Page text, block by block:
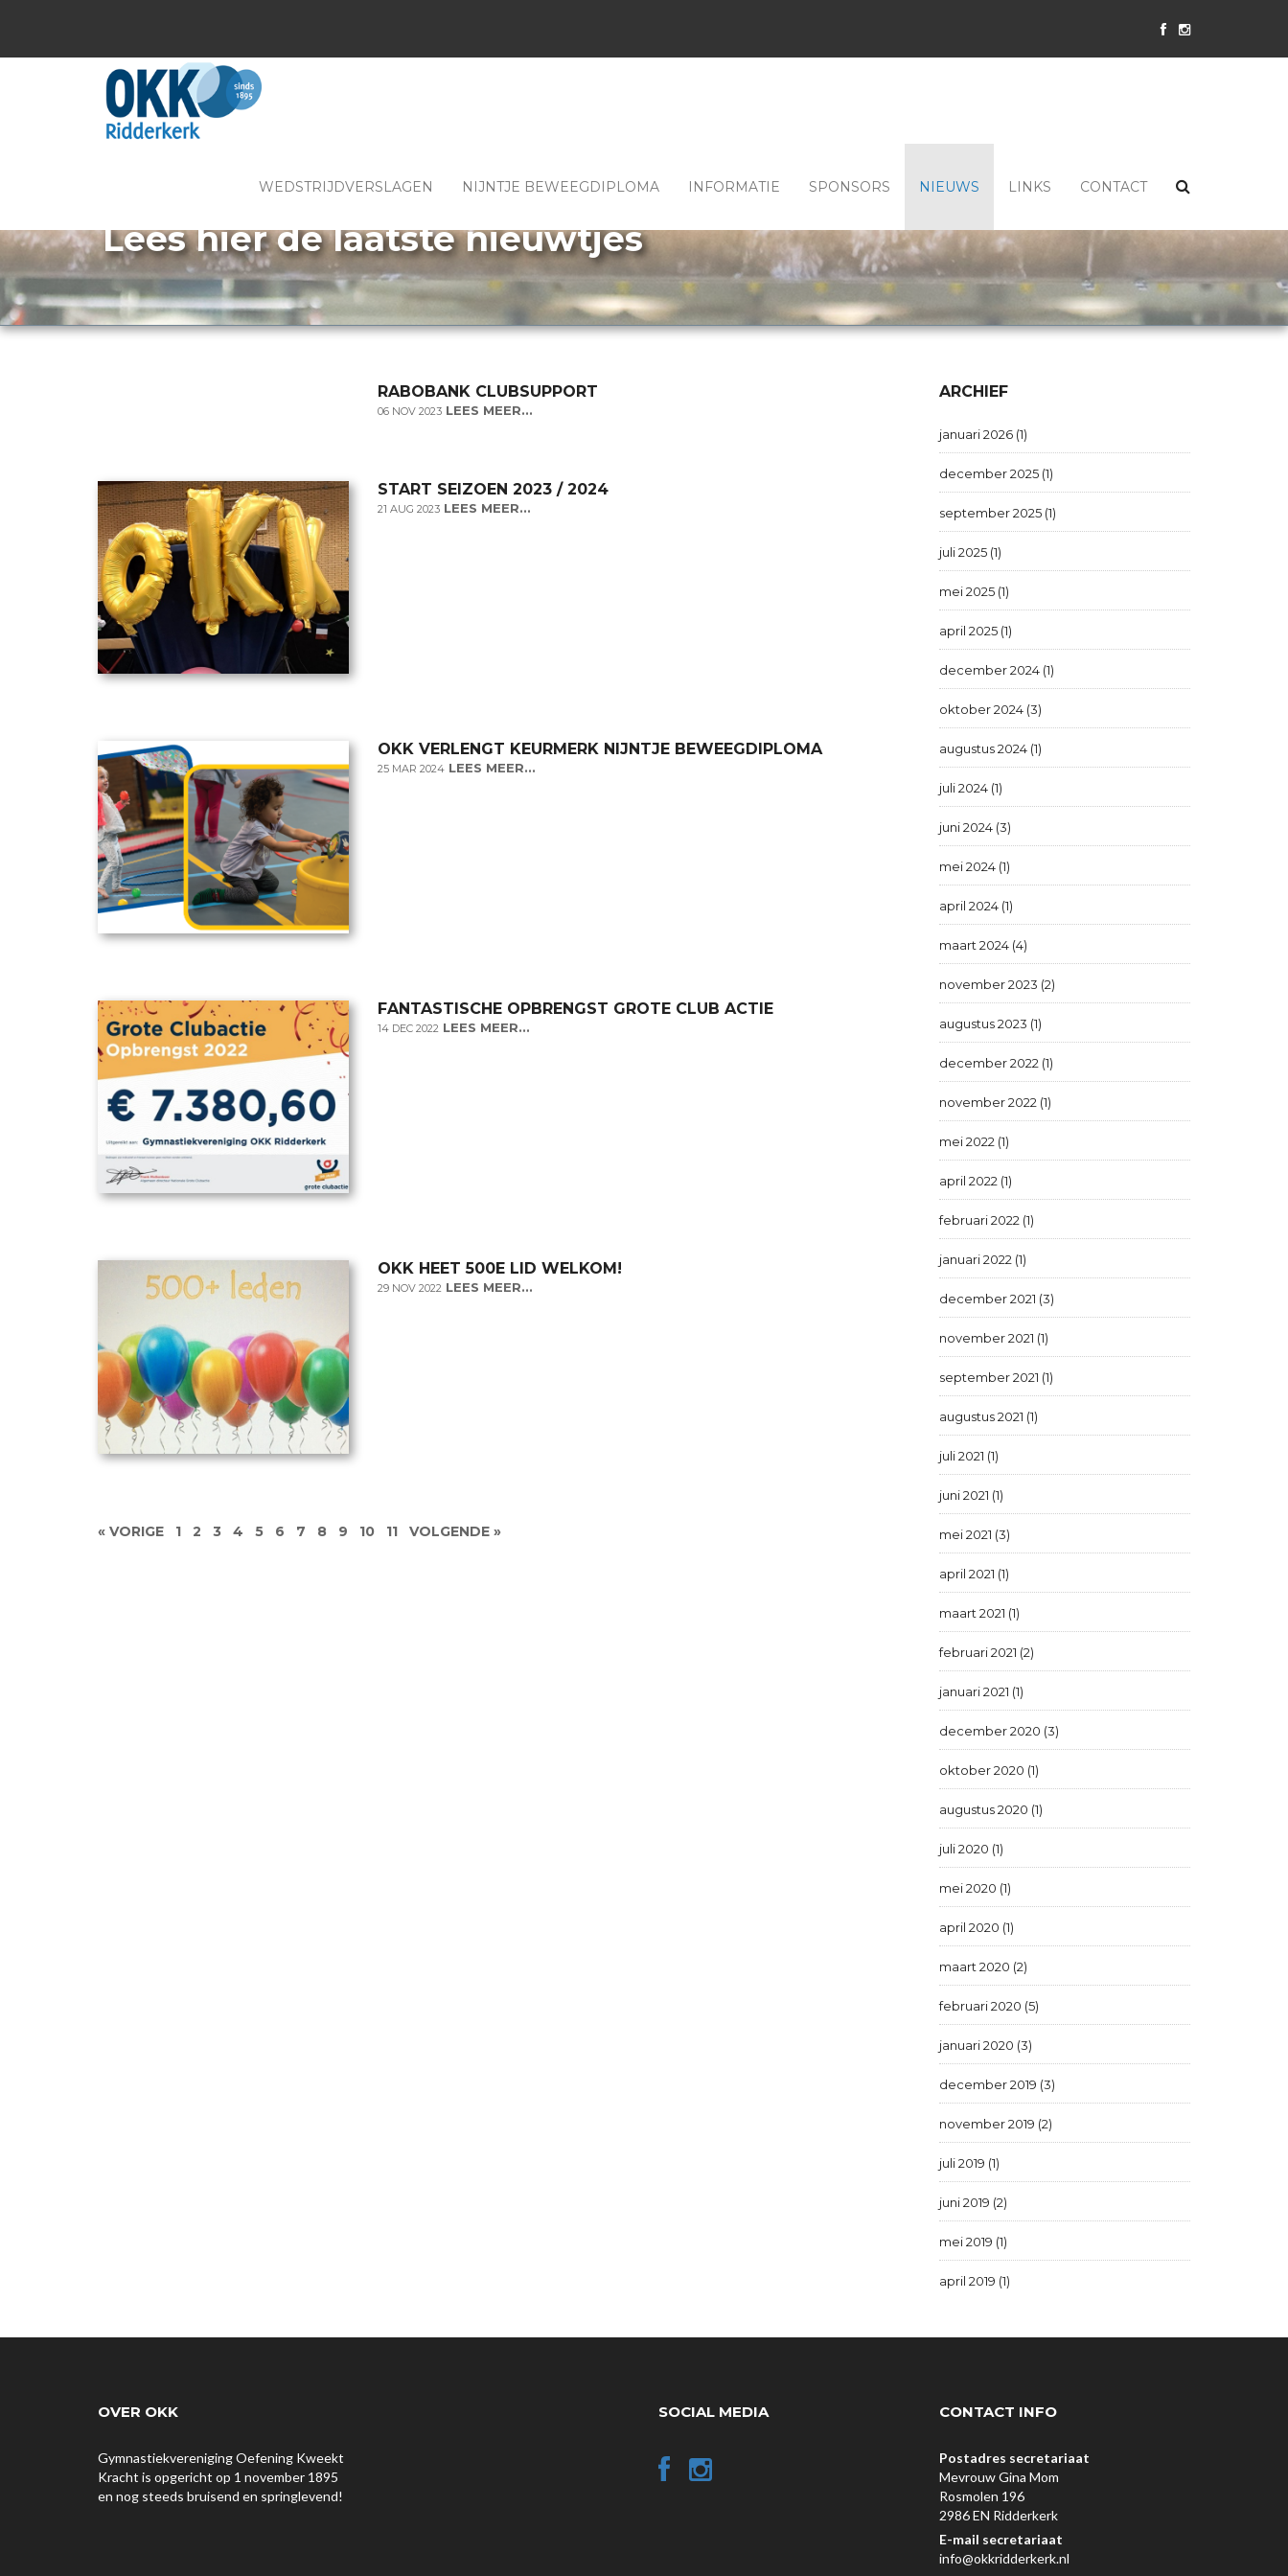
WEDSTRIJDVERSLAGEN NIJNTJE BEWEEGDIPLOMA INFORMATIE SPONSORS NIEUWS LINKS CONTACT
Lees hier de laatste nieuwtjes
RABOBANK CLUBSUPPORT
06 NOV 2023 LEES MEER...
START SEIZOEN 2023 / 2024
21 AUG 2023 LEES MEER...
OKK VERLENGT KEURMERK NIJNTJE BEWEEGDIPLOMA
25 MAR 2024 LEES MEER...
FANTASTISCHE OPBRENGST GROTE CLUB ACTIE
14 DEC 2022 LEES MEER...
OKK HEET 500E LID WELKOM!
29 NOV 2022 LEES MEER...
« VORIGE 1 2 3 4 5 6 7 8 9 10 11 VOLGENDE »
ARCHIEF
januari 2026 (1)
december 2025 (1)
september 2025 (1)
juli 2025 (1)
mei 2025 (1)
april 2025 (1)
december 2024 (1)
oktober 2024 (3)
augustus 2024 (1)
juli 2024 (1)
juni 2024 (3)
mei 2024 (1)
april 2024 (1)
maart 2024 (4)
november 2023 (2)
augustus 2023 (1)
december 2022 (1)
november 2022 (1)
mei 2022 (1)
april 2022 (1)
februari 2022 (1)
januari 2022 (1)
december 2021 (3)
november 2021 (1)
september 2021 (1)
augustus 2021 (1)
juli 2021 (1)
juni 2021 (1)
mei 2021 (3)
april 2021 (1)
maart 2021 (1)
februari 2021 (2)
januari 2021 (1)
december 2020 (3)
oktober 2020 (1)
augustus 2020 (1)
juli 2020 (1)
mei 2020 (1)
april 2020 (1)
maart 2020 (2)
februari 2020 (5)
januari 2020 (3)
december 2019 (3)
november 2019 (2)
juli 2019 (1)
juni 2019 (2)
mei 2019 (1)
april 2019 (1)
OVER OKK
Gymnastiekvereniging Oefening Kweekt
Kracht is opgericht op 1 november 1895
en nog steeds bruisend en springlevend!
SOCIAL MEDIA CONTACT INFO
Postadres secretariaat
Mevrouw Gina Mom
Rosmolen 196
2986 EN Ridderkerk
E-mail secretariaat
info@okkridderkerk.nl